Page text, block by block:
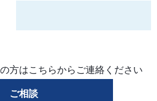
方はこちらからご連絡ください
ご相談